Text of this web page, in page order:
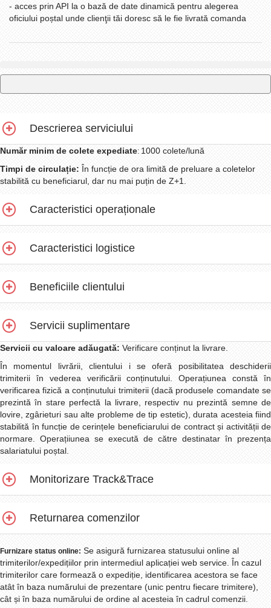
- acces prin API la o bază de date dinamică pentru alegerea
oficiului poștal unde clienţii tăi doresc să le fie livrată comanda
Descrierea serviciului
Număr minim de colete expediate: 1000 colete/lună
Timpi de circulație: În funcție de ora limită de preluare a coletelor
stabilită cu beneficiarul, dar nu mai puțin de Z+1.
Caracteristici operaționale
Caracteristici logistice
Beneficiile clientului
Servicii suplimentare
Servicii cu valoare adăugată: Verificare conținut la livrare.
În momentul livrării, clientului i se oferă posibilitatea deschiderii
trimiterii în vederea verificării conținutului. Operațiunea constă în
verificarea fizică a conținutului trimiterii (dacă produsele comandate se
prezintă în stare perfectă la livrare, respectiv nu prezintă semne de
lovire, zgârieturi sau alte probleme de tip estetic), durata acesteia fiind
stabilită în funcție de cerințele beneficiarului de contract și activității de
normare. Operațiiunea se execută de către destinatar în prezența
salariatului poștal.
Monitorizare Track&Trace
Returnarea comenzilor
Furnizare status online: Se asigură furnizarea statusului online al
trimiterilor/expedițiilor prin intermediul aplicației web service. În cazul
trimiterilor care formează o expediție, identificarea acestora se face
atât în baza numărului de prezentare (unic pentru fiecare trimitere),
cât și în baza numărului de ordine al acesteia în cadrul comenzii.